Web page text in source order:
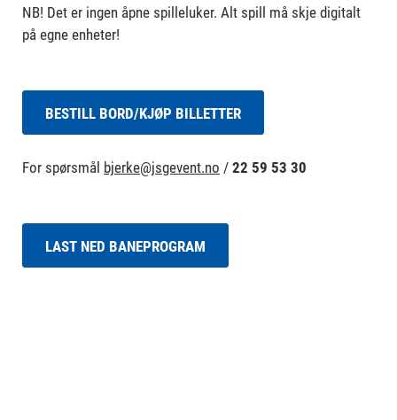
NB! Det er ingen åpne spilleluker. Alt spill må skje digitalt
på egne enheter!
BESTILL BORD/KJØP BILLETTER
For spørsmål bjerke@jsgevent.no / 22 59 53 30
LAST NED BANEPROGRAM